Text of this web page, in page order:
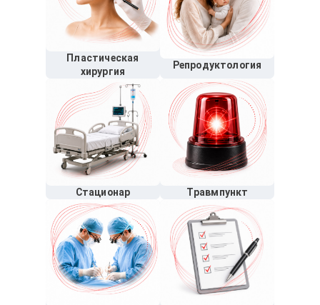
Пластическая
хирургия
Репродуктология
Стационар Травмпункт